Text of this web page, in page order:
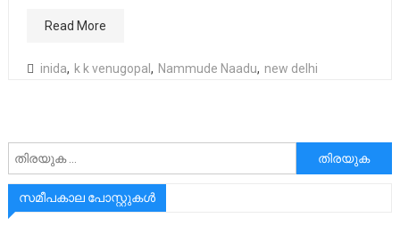
Read More
inida, k k venugopal, Nammude Naadu, new delhi
അനേഷിക്കുക
സമീപകാല പോസ്റ്റുകൾ